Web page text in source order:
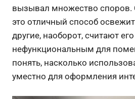
вызывал множество споров.
это отличный способ
другие, наоборот, считают
нефункциональным для
понять, насколько
уместно для оформления